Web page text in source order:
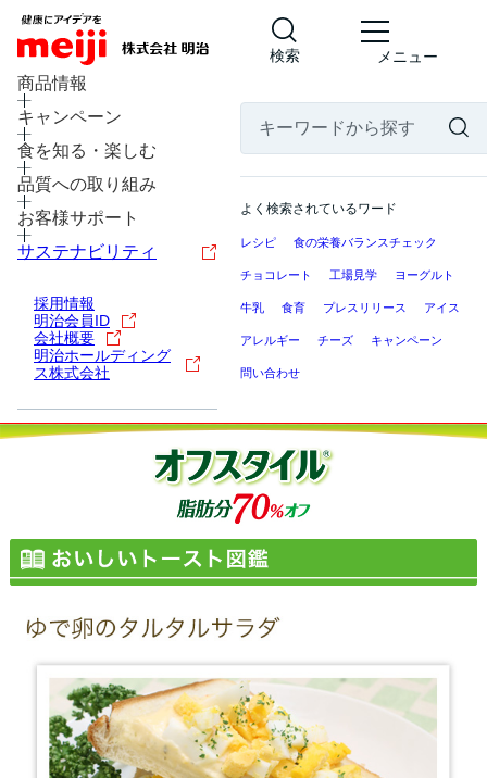
検索 メニュー
商品情報
キャンペーン
食を知る・楽しむ
品質への取り組み
お客様サポート
サステナビリティ
採用情報
明治会員ID
会社概要
明治ホールディング
ス株式会社
よく検索されているワード
レシピ 食の栄養バランスチェック
チョコレート 工場見学 ヨーグルト
牛乳 食育 プレスリリース アイス
アレルギー チーズ キャンペーン
問い合わせ